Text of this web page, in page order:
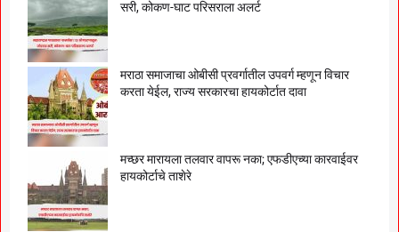
सरी, कोकण-घाट परिसराला अलर्ट
मराठा समाजाचा ओबीसी प्रवर्गातील उपवर्ग म्हणून विचार
करता येईल, राज्य सरकारचा हायकोर्टात दावा
मच्छर मारायला तलवार वापरू नका; एफडीएच्या कारवाईवर
हायकोर्टाचे ताशेरे